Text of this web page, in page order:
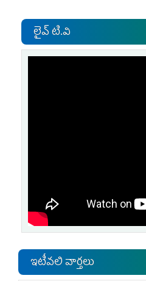
లైవ్ టి.వి
ఇటీవలి వార్తలు